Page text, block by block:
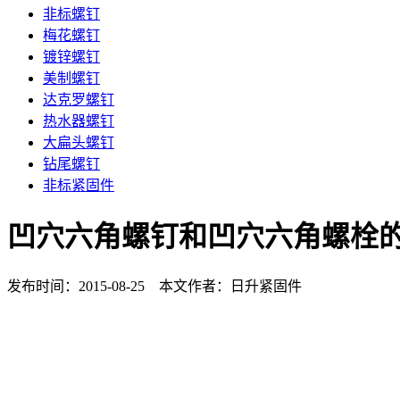
非标螺钉
梅花螺钉
镀锌螺钉
美制螺钉
达克罗螺钉
热水器螺钉
大扁头螺钉
钻尾螺钉
非标紧固件
凹穴六角螺钉和凹穴六角螺栓
发布时间：2015-08-25 本文作者：日升紧固件